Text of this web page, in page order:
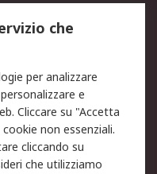
Privacy -
d'uso
generali di
che
per analizzare
e
Cliccare su "Accetta
non essenziali.
cliccando su
che utilizziamo